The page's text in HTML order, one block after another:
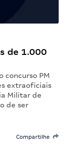
de 1.000
concurso PM
extraoficiais
Militar de
de ser
Compartilhe